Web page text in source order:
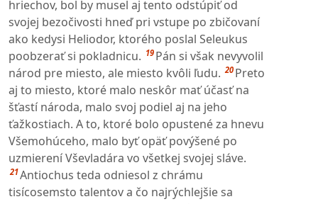
hriechov, bol by musel aj tento odstúpiť od
svojej bezočivosti hneď pri vstupe po zbičovaní
ako kedysi Heliodor, ktorého poslal Seleukus
poobzerať si pokladnicu. 19 Pán si však nevyvolil
národ pre miesto, ale miesto kvôli ľudu. 20 Preto
aj to miesto, ktoré malo neskôr mať účasť na
šťastí národa, malo svoj podiel aj na jeho
ťažkostiach. A to, ktoré bolo opustené za hnevu
Všemohúceho, malo byť opäť povýšené po
uzmierení Vševladára vo všetkej svojej sláve.
21Antiochus teda odniesol z chrámu
tisícosemsto talentov a čo najrýchlejšie sa